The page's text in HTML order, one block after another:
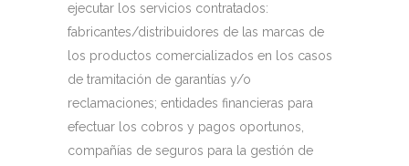
ejecutar los servicios contratados:
fabricantes/distribuidores de las marcas de
los productos comercializados en los casos
de tramitación de garantías y/o
reclamaciones; entidades financieras para
efectuar los cobros y pagos oportunos,
compañías de seguros para la gestión de